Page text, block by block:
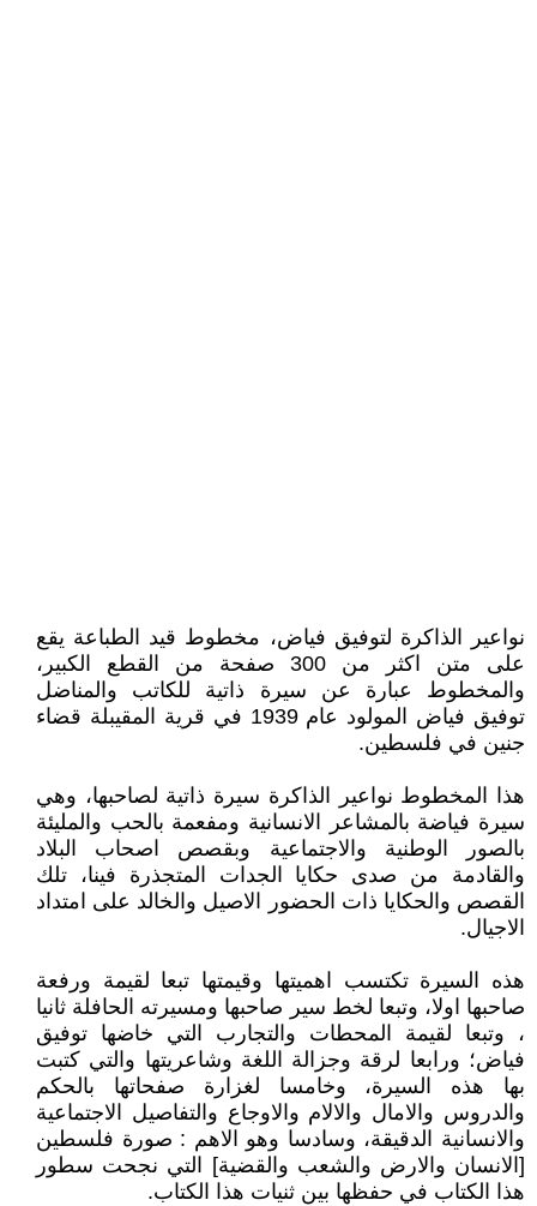
نواعير الذاكرة لتوفيق فياض، مخطوط قيد الطباعة يقع
على متن اكثر من 300 صفحة من القطع الكبير،
والمخطوط عبارة عن سيرة ذاتية للكاتب والمناضل
توفيق فياض المولود عام 1939 في قرية المقيبلة قضاء
جنين في فلسطين.
هذا المخطوط نواعير الذاكرة سيرة ذاتية لصاحبها، وهي
سيرة فياضة بالمشاعر الانسانية ومفعمة بالحب والمليئة
بالصور الوطنية والاجتماعية وبقصص اصحاب البلاد
والقادمة من صدى حكايا الجدات المتجذرة فينا، تلك
القصص والحكايا ذات الحضور الاصيل والخالد على امتداد
الاجيال.
هذه السيرة تكتسب اهميتها وقيمتها تبعا لقيمة ورفعة
صاحبها اولا، وتبعا لخط سير صاحبها ومسيرته الحافلة ثانيا
، وتبعا لقيمة المحطات والتجارب التي خاضها توفيق
فياض؛ ورابعا لرقة وجزالة اللغة وشاعريتها والتي كتبت
بها هذه السيرة، وخامسا لغزارة صفحاتها بالحكم
والدروس والامال والالام والاوجاع والتفاصيل الاجتماعية
والانسانية الدقيقة، وسادسا وهو الاهم : صورة فلسطين
[الانسان والارض والشعب والقضية] التي نجحت سطور
هذا الكتاب في حفظها بين ثنيات هذا الكتاب.